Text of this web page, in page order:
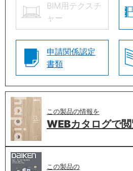
BIM用テクスチ
ャー
申請関係認定
書類
この製品の情報を
WEBカタログで
この製品の